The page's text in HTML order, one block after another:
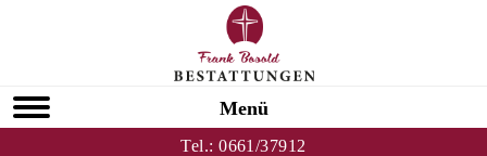
Menü
Tel.:0661/37912
HOMEPAGE